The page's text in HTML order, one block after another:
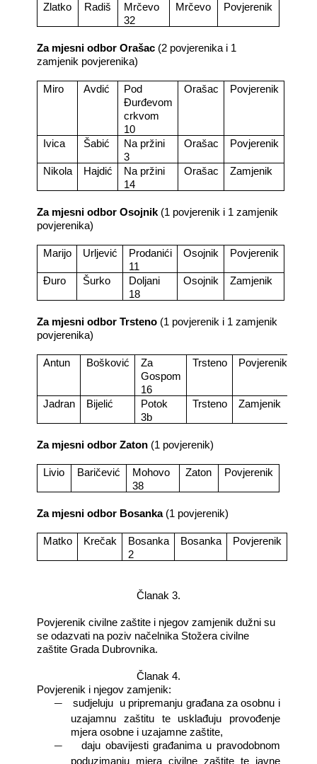
Zlatko Radiš
Mrčevo
32
Mrčevo Povjerenik
Za mjesni odbor Orašac (2 povjerenika i 1
zamjenik povjerenika)
Miro Avdić
Pod
Đurđevom
crkvom
10
Orašac Povjerenik
Ivica Šabić
Na pržini
3
Orašac Povjerenik
Nikola Hajdić
Na pržini
14
Orašac Zamjenik
Za mjesni odbor Osojnik (1 povjerenik i 1 zamjenik
povjerenika)
Marijo Urljević
Prodanići
11
Osojnik Povjerenik
Đuro Šurko
Doljani
18
Osojnik Zamjenik
Za mjesni odbor Trsteno (1 povjerenik i 1 zamjenik
povjerenika)
Antun Bošković
Za
Gospom
16
Trsteno Povjerenik
Jadran Bijelić
Potok
3b
Trsteno Zamjenik
Za mjesni odbor Zaton (1 povjerenik)
Livio Baričević
Mohovo
38
Zaton Povjerenik
Za mjesni odbor Bosanka(1 povjerenik)
Matko Krečak
Bosanka
2
Bosanka Povjerenik
Članak 3.
Povjerenik civilne zaštite i njegov zamjenik dužni su
se odazvati na poziv načelnika Stožera civilne
zaštite Grada Dubrovnika.
Članak 4.
Povjerenik i njegov zamjenik:
― sudjeluju
u pripremanju građana za osobnu i
uzajamnu zaštitu te usklađuju provođenje
mjera osobne i uzajamne zaštite,
―
daju obavijesti građanima u pravodobnom
poduzimanju mjera civilne zaštite te javne